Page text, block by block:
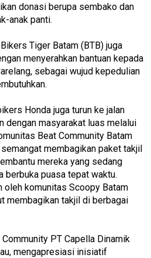
donasi berupa sembako dan
anak panti.
Tiger Batam (BTB) juga
menyerahkan bantuan kepada
sebagai wujud kepedulian
Honda juga turun ke jalan
dengan masyarakat luas melalui
Beat Community Batam
membagikan paket takjil
mereka yang sedang
berbuka puasa tepat waktu.
oleh komunitas Scoopy Batam
membagikan takjil di berbagai
PT Capella Dinamik
mengapresiasi inisiatif